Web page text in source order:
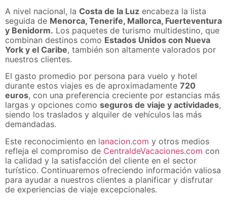
A nivel nacional, la Costa de la Luz encabeza la lista
seguida de Menorca, Tenerife, Mallorca, Fuerteventura
y Benidorm. Los paquetes de turismo multidestino, que
combinan destinos como Estados Unidos con Nueva
York y el Caribe, también son altamente valorados por
nuestros clientes.
El gasto promedio por persona para vuelo y hotel
durante estos viajes es de aproximadamente 720
euros, con una preferencia creciente por estancias más
largas y opciones como seguros de viaje y actividades,
siendo los traslados y alquiler de vehículos las más
demandadas.
Este reconocimiento en lanacion.com y otros medios
refleja el compromiso de CentraldeVacaciones.com con
la calidad y la satisfacción del cliente en el sector
turístico. Continuaremos ofreciendo información valiosa
para ayudar a nuestros clientes a planificar y disfrutar
de experiencias de viaje excepcionales.